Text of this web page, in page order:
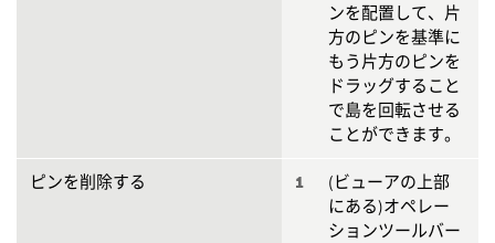
ンを配置して、片
方のピンを基準に
もう片方のピンを
ドラッグすること
で島を回転させる
ことができます。
ピンを削除する
(ビューアの上部
にある)オペレー
ションツールバー